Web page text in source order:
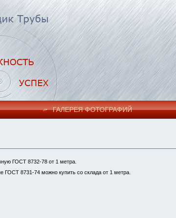
ГАЛЕРЕЯ ФОТОГРАФИЙ
ГОСТ 8732-78 от 1 метра.
8731-74 можно купить со склада от 1 метра.